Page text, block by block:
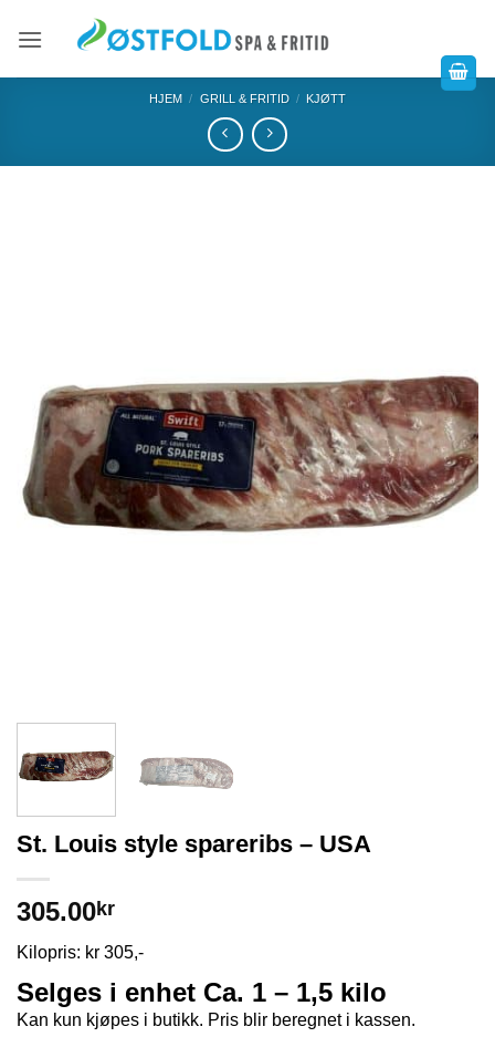
HJEM / GRILL & FRITID / KJØTT
St. Louis style spareribs – USA
305.00kr
Kilopris: kr 305,-
Selges i enhet Ca. 1 – 1,5 kilo
Kan kun kjøpes i butikk. Pris blir beregnet i kassen.